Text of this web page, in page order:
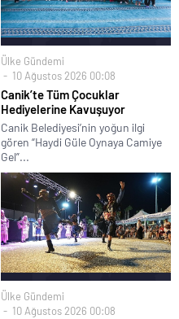
Ülke Gündemi
10 Ağustos 2026 00:08
Canik’te Tüm Çocuklar
Hediyelerine Kavuşuyor
Canik Belediyesi’nin yoğun ilgi
gören “Haydi Güle Oynaya Camiye
Gel”...
Ülke Gündemi
10 Ağustos 2026 00:08